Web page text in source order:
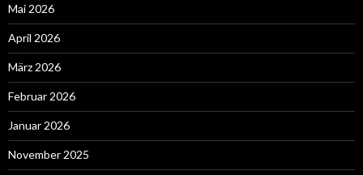
Mai 2026
April 2026
März 2026
Februar 2026
Januar 2026
November 2025